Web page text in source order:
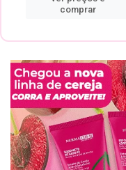
comprar